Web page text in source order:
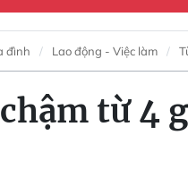
đình Lao động - Việc làm
từ 4